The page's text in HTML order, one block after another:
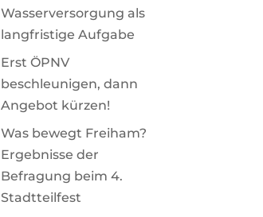
Wasserversorgung als
langfristige Aufgabe
Erst ÖPNV
beschleunigen, dann
Angebot kürzen!
Was bewegt Freiham?
Ergebnisse der
Befragung beim 4.
Stadtteilfest